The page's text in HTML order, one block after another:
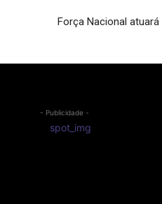
Força Nacional
- Publicidade -